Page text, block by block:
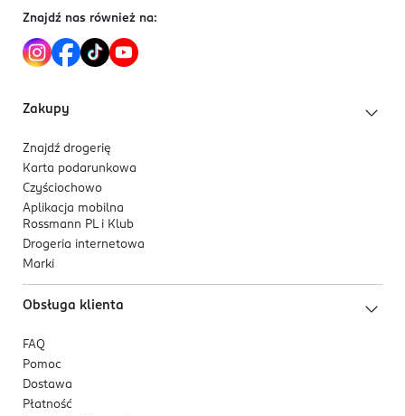
Znajdź nas również na:
Zakupy
Znajdź drogerię
Karta podarunkowa
Czyściochowo
Aplikacja mobilna
Rossmann PL i Klub
Drogeria internetowa
Marki
Obsługa klienta
FAQ
Pomoc
Dostawa
Płatność